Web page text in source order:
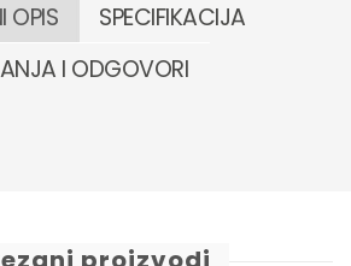
OPIS
SPECIFIKACIJA
I ODGOVORI